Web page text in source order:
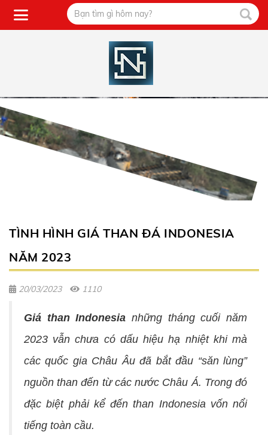
TÌNH HÌNH GIÁ THAN ĐÁ INDONESIA
NĂM 2023
20/03/2023 1110
Giá than Indonesia những tháng cuối năm
2023 vẫn chưa có dấu hiệu hạ nhiệt khi mà
các quốc gia Châu Âu đã bắt đầu “săn lùng”
nguồn than đến từ các nước Châu Á. Trong đó
đặc biệt phải kể đến than Indonesia vốn nổi
tiếng toàn cầu.